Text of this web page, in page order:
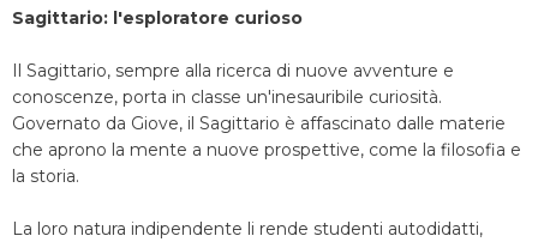
Sagittario: l'esploratore curioso
Il Sagittario, sempre alla ricerca di nuove avventure e
conoscenze, porta in classe un'inesauribile curiosità.
Governato da Giove, il Sagittario è affascinato dalle materie
che aprono la mente a nuove prospettive, come la filosofia e
la storia.
La loro natura indipendente li rende studenti autodidatti,